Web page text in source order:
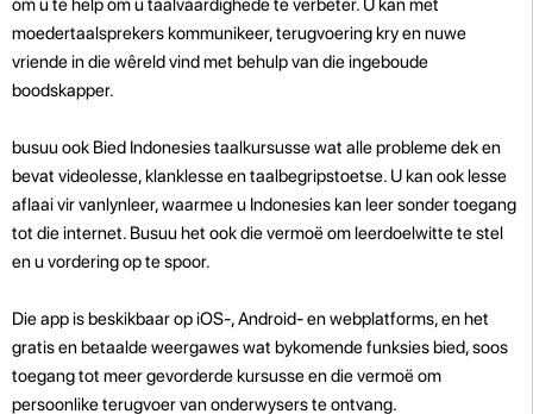
moedertaalsprekers kommunikeer, terugvoering kry en nuwe
vriende in die wêreld vind met behulp van die ingeboude
boodskapper.
busuu ook Bied Indonesies taalkursusse wat alle probleme dek en
bevat videolesse, klanklesse en taalbegripstoetse. U kan ook lesse
aflaai vir vanlynleer, waarmee u Indonesies kan leer sonder toegang
tot die internet. Busuu het ook die vermoë om leerdoelwitte te stel
en u vordering op te spoor.
Die app is beskikbaar op iOS-, Android- en webplatforms, en het
gratis en betaalde weergawes wat bykomende funksies bied, soos
toegang tot meer gevorderde kursusse en die vermoë om
persoonlike terugvoer van onderwysers te ontvang.